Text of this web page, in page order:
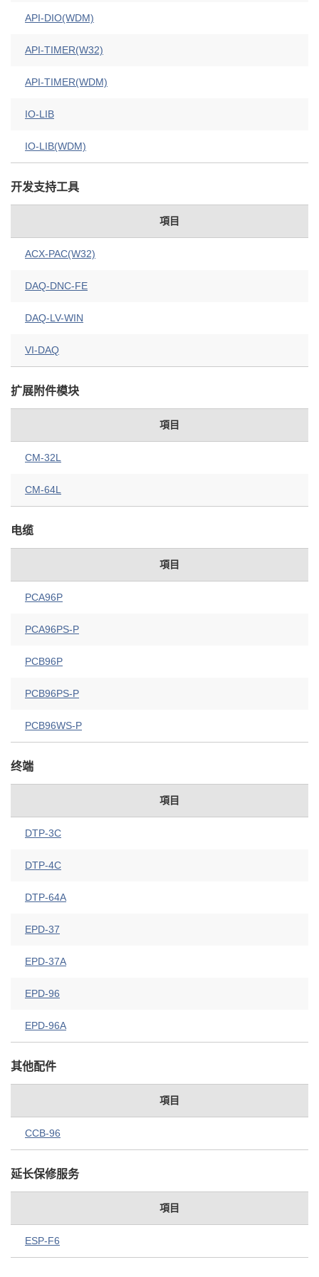
API-DIO(WDM)
API-TIMER(W32)
API-TIMER(WDM)
IO-LIB
IO-LIB(WDM)
开发支持工具
項目
ACX-PAC(W32)
DAQ-DNC-FE
DAQ-LV-WIN
VI-DAQ
扩展附件模块
項目
CM-32L
CM-64L
电缆
項目
PCA96P
PCA96PS-P
PCB96P
PCB96PS-P
PCB96WS-P
终端
項目
DTP-3C
DTP-4C
DTP-64A
EPD-37
EPD-37A
EPD-96
EPD-96A
其他配件
項目
CCB-96
延长保修服务
項目
ESP-F6